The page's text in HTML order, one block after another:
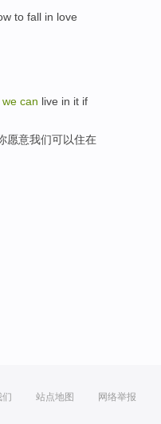
to fall in love
we can live in it if
愿意我们可以住在
们 站点地图 网络举报